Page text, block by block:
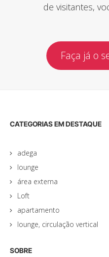
de visitantes,
Faça já o
CATEGORIAS EM DESTAQUE
adega
lounge
área externa
Loft
apartamento
lounge, circulação vertical
SOBRE